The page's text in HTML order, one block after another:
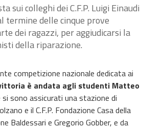
sui colleghi dei C.F.P. Luigi Einaudi
termine delle cinque prove
dei ragazzi, per aggiudicarsi la
della riparazione.
competizione nazionale dedicata ai
è andata agli studenti Matteo
si sono assicurati una stazione di
e il C.F.P. Fondazione Casa della
Baldessari e Gregorio Gobber, e da